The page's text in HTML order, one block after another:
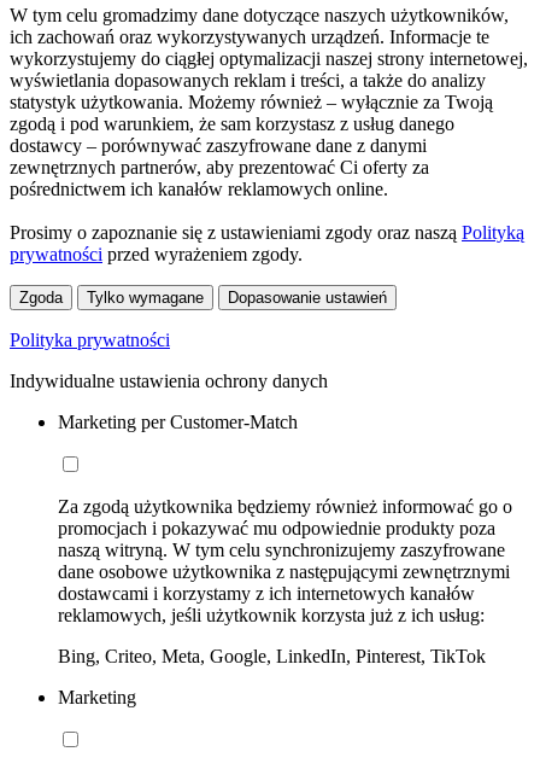
W tym celu gromadzimy dane dotyczące naszych użytkowników,
ich zachowań oraz wykorzystywanych urządzeń. Informacje te
wykorzystujemy do ciągłej optymalizacji naszej strony internetowej,
wyświetlania dopasowanych reklam i treści, a także do analizy
statystyk użytkowania. Możemy również – wyłącznie za Twoją
zgodą i pod warunkiem, że sam korzystasz z usług danego
dostawcy – porównywać zaszyfrowane dane z danymi
zewnętrznych partnerów, aby prezentować Ci oferty za
pośrednictwem ich kanałów reklamowych online.
Prosimy o zapoznanie się z ustawieniami zgody oraz naszą Polityką
prywatności przed wyrażeniem zgody.
Zgoda Tylko wymagane Dopasowanie ustawień
Polityka prywatności
Indywidualne ustawienia ochrony danych
Marketing per Customer-Match
Za zgodą użytkownika będziemy również informować go o
promocjach i pokazywać mu odpowiednie produkty poza
naszą witryną. W tym celu synchronizujemy zaszyfrowane
dane osobowe użytkownika z następującymi zewnętrznymi
dostawcami i korzystamy z ich internetowych kanałów
reklamowych, jeśli użytkownik korzysta już z ich usług:
Bing, Criteo, Meta, Google, LinkedIn, Pinterest, TikTok
Marketing